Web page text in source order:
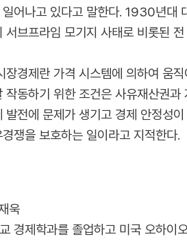
일어나고 있다고 말한다. 1930년대
서브프라임 모기지 사태로 비롯된
장경제란 가격 시스템에 의하여 움
작동하기 위한 조건은 사유재산권
발전에 문제가 생기고 경제 안정성
쟁을 보호하는 일이라고 지적한다.
욱
경제학과를 졸업하고 미국 오하